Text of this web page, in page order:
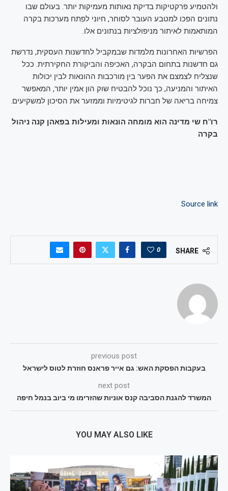
ולהטמיע פרקטיקות בדיקת נאותות מעמיקות יותר. בעולם שבו
נתונים הפכו למטבע העובר לסוחר, חיוני לפתח מערכות בקרה
המותאמות לאיתור מניפולציות בנתונים אלו.
הפרשיות האחרונות מלמדות שבמקביל לחדשנות העסקית, נדרשת
גם חדשנות בתחום הבקרה, האכיפה והביקורת החקירתית. ככל
שנצליח לצמצם את הפער בין מורכבות ההונאות לבין יכולות
האיתור והמניעה, כך נוכל להבטיח שוק הון אמין יותר, המאפשר
צמיחה בריאה של חברות לגיטימיות וממזער את הסיכון למשקיעים.
רו"ח שי מדינה הוא מומחה הונאות ומעילות בפאהן קנה ניהול
בקרה
Source link
SHARE
0
previous post
בעקבות הפסקת האש: גם אייר פראנס חוזרת לטוס לישראל
next post
המשרד להגנת הסביבה קנס אוניות שהזרימו מי ביוב בנמל חיפה
YOU MAY ALSO LIKE